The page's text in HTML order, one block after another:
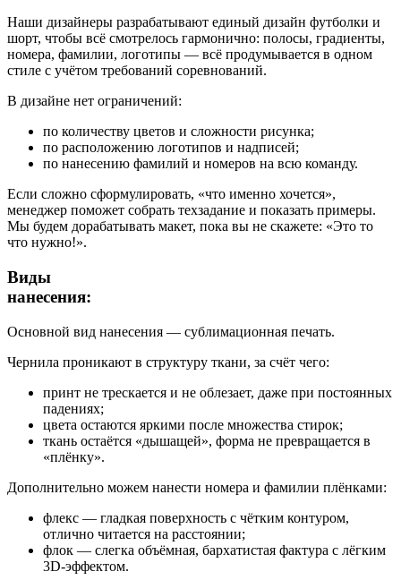
Наши дизайнеры разрабатывают единый дизайн футболки и
шорт, чтобы всё смотрелось гармонично: полосы, градиенты,
номера, фамилии, логотипы — всё продумывается в одном
стиле с учётом требований соревнований.
В дизайне нет ограничений:
по количеству цветов и сложности рисунка;
по расположению логотипов и надписей;
по нанесению фамилий и номеров на всю команду.
Если сложно сформулировать, «что именно хочется»,
менеджер поможет собрать техзадание и показать примеры.
Мы будем дорабатывать макет, пока вы не скажете: «Это то
что нужно!».
Виды
нанесения:
Основной вид нанесения — сублимационная печать.
Чернила проникают в структуру ткани, за счёт чего:
принт не трескается и не облезает, даже при постоянных
падениях;
цвета остаются яркими после множества стирок;
ткань остаётся «дышащей», форма не превращается в
«плёнку».
Дополнительно можем нанести номера и фамилии плёнками:
флекс — гладкая поверхность с чётким контуром,
отлично читается на расстоянии;
флок — слегка объёмная, бархатистая фактура с лёгким
3D-эффектом.